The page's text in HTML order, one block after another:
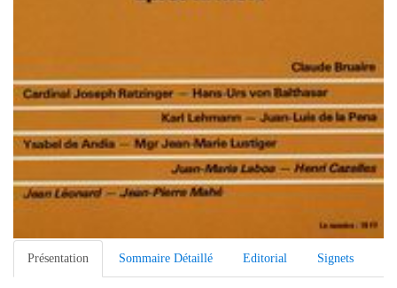
Présentation Sommaire Détaillé Editorial Signets